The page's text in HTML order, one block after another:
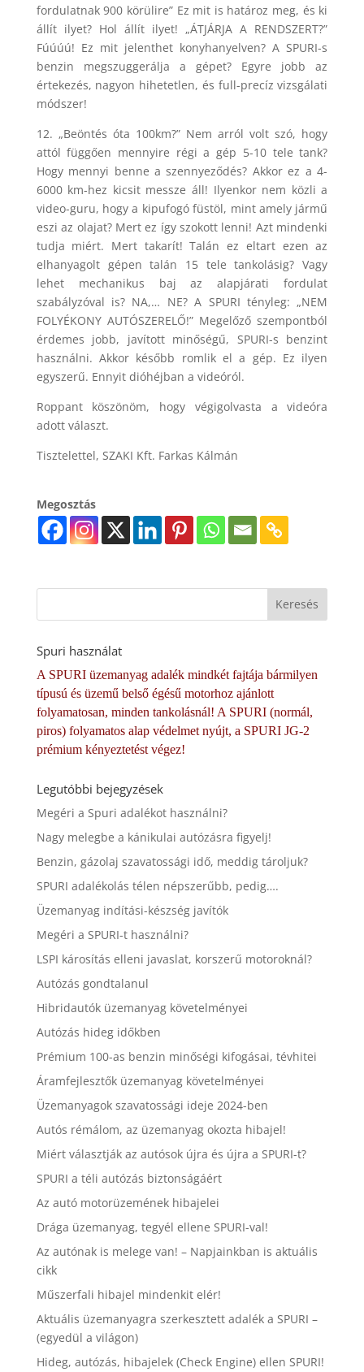
fordulatnak 900 körülire” Ez mit is határoz meg, és ki
állít ilyet? Hol állít ilyet! „ÁTJÁRJA A RENDSZERT?”
Fúúúú! Ez mit jelenthet konyhanyelven? A SPURI-s
benzin megszuggerálja a gépet? Egyre jobb az
értekezés, nagyon hihetetlen, és full-precíz vizsgálati
módszer!
12. „Beöntés óta 100km?” Nem arról volt szó, hogy
attól függően mennyire régi a gép 5-10 tele tank?
Hogy mennyi benne a szennyeződés? Akkor ez a 4-
6000 km-hez kicsit messze áll! Ilyenkor nem közli a
video-guru, hogy a kipufogó füstöl, mint amely jármű
eszi az olajat? Mert ez így szokott lenni! Azt mindenki
tudja miért. Mert takarít! Talán ez eltart ezen az
elhanyagolt gépen talán 15 tele tankolásig? Vagy
lehet mechanikus baj az alapjárati fordulat
szabályzóval is? NA,… NE? A SPURI tényleg: „NEM
FOLYÉKONY AUTÓSZERELŐ!” Megelőző szempontból
érdemes jobb, javított minőségű, SPURI-s benzint
használni. Akkor később romlik el a gép. Ez ilyen
egyszerű. Ennyit dióhéjban a videóról.
Roppant köszönöm, hogy végigolvasta a videóra
adott választ.
Tisztelettel, SZAKI Kft. Farkas Kálmán
Megosztás
Spuri használat
A SPURI üzemanyag adalék mindkét fajtája bármilyen
típusú és üzemű belső égésű motorhoz ajánlott
folyamatosan, minden tankolásnál! A SPURI (normál,
piros) folyamatos alap védelmet nyújt, a SPURI JG-2
prémium kényeztetést végez!
Legutóbbi bejegyzések
Megéri a Spuri adalékot használni?
Nagy melegbe a kánikulai autózásra figyelj!
Benzin, gázolaj szavatossági idő, meddig tároljuk?
SPURI adalékolás télen népszerűbb, pedig….
Üzemanyag indítási-készség javítók
Megéri a SPURI-t használni?
LSPI károsítás elleni javaslat, korszerű motoroknál?
Autózás gondtalanul
Hibridautók üzemanyag követelményei
Autózás hideg időkben
Prémium 100-as benzin minőségi kifogásai, tévhitei
Áramfejlesztők üzemanyag követelményei
Üzemanyagok szavatossági ideje 2024-ben
Autós rémálom, az üzemanyag okozta hibajel!
Miért választják az autósok újra és újra a SPURI-t?
SPURI a téli autózás biztonságáért
Az autó motorüzemének hibajelei
Drága üzemanyag, tegyél ellene SPURI-val!
Az autónak is melege van! – Napjainkban is aktuális
cikk
Műszerfali hibajel mindenkit elér!
Aktuális üzemanyagra szerkesztett adalék a SPURI –
(egyedül a világon)
Hideg, autózás, hibajelek (Check Engine) ellen SPURI!